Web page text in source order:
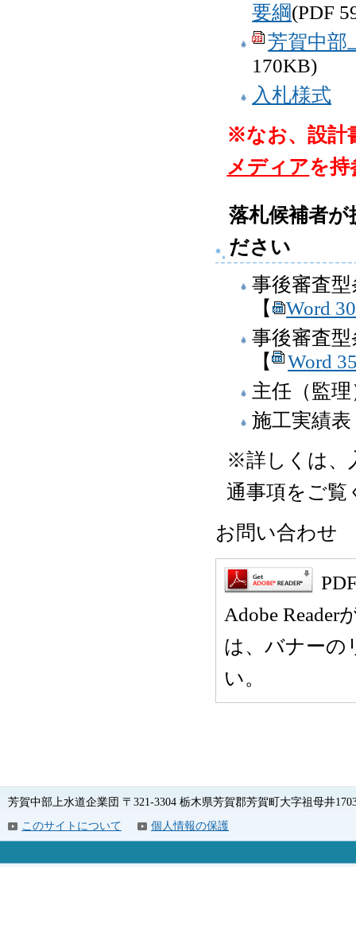
要綱(PDF
芳賀中部
170KB)
入札様式
※なお、設計
メディアを持
落札候補者
ださい
事後審査
【
Word
事後審査
【
Word
主任（監
施工実績表
※詳しくは、
通事項をご覧
お問い合わせ
Adobe Reader
は、バナーの
い。
芳賀中部上水道企業団 〒321-3304 栃木県芳賀郡芳賀町大字祖母井
このサイトについて
個人情報の保護